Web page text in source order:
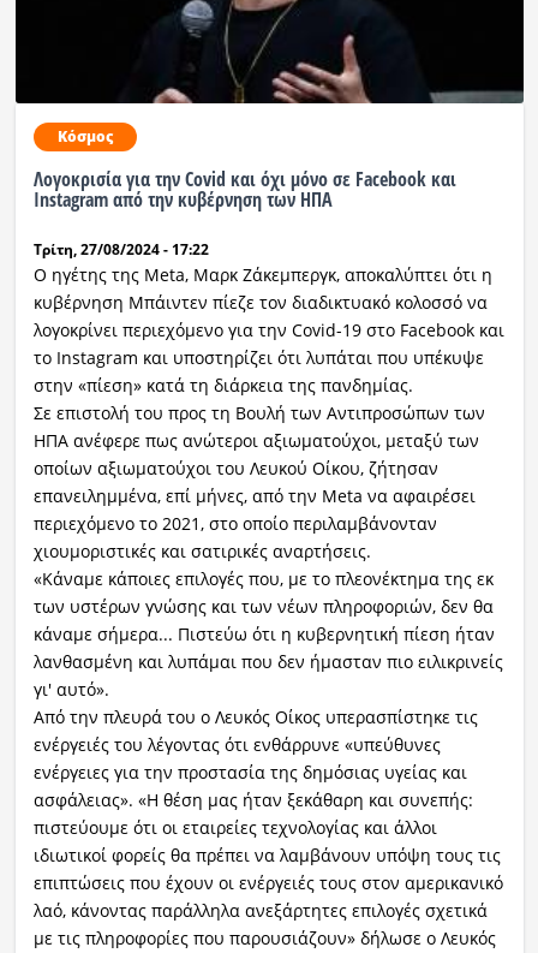
Κόσμος
Λογοκρισία για την Covid και όχι μόνο σε Facebook και
Instagram από την κυβέρνηση των ΗΠΑ
Τρίτη, 27/08/2024 - 17:22
O ηγέτης της Meta, Μαρκ Ζάκεμπεργκ, αποκαλύπτει ότι η
κυβέρνηση Μπάιντεν πίεζε τον διαδικτυακό κολοσσό να
λογοκρίνει περιεχόμενο για την Covid-19 στο Facebook και
το Instagram και υποστηρίζει ότι λυπάται που υπέκυψε
στην «πίεση» κατά τη διάρκεια της πανδημίας.
Σε επιστολή του προς τη Βουλή των Αντιπροσώπων των
ΗΠΑ ανέφερε πως ανώτεροι αξιωματούχοι, μεταξύ των
οποίων αξιωματούχοι του Λευκού Οίκου, ζήτησαν
επανειλημμένα, επί μήνες, από την Meta να αφαιρέσει
περιεχόμενο το 2021, στο οποίο περιλαμβάνονταν
χιουμοριστικές και σατιρικές αναρτήσεις.
«Κάναμε κάποιες επιλογές που, με το πλεονέκτημα της εκ
των υστέρων γνώσης και των νέων πληροφοριών, δεν θα
κάναμε σήμερα... Πιστεύω ότι η κυβερνητική πίεση ήταν
λανθασμένη και λυπάμαι που δεν ήμασταν πιο ειλικρινείς
γι' αυτό».
Από την πλευρά του ο Λευκός Οίκος υπερασπίστηκε τις
ενέργειές του λέγοντας ότι ενθάρρυνε «υπεύθυνες
ενέργειες για την προστασία της δημόσιας υγείας και
ασφάλειας». «Η θέση μας ήταν ξεκάθαρη και συνεπής:
πιστεύουμε ότι οι εταιρείες τεχνολογίας και άλλοι
ιδιωτικοί φορείς θα πρέπει να λαμβάνουν υπόψη τους τις
επιπτώσεις που έχουν οι ενέργειές τους στον αμερικανικό
λαό, κάνοντας παράλληλα ανεξάρτητες επιλογές σχετικά
με τις πληροφορίες που παρουσιάζουν» δήλωσε ο Λευκός